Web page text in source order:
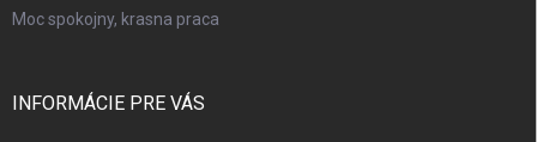
Moc spokojny, krasna praca
INFORMÁCIE PRE VÁS